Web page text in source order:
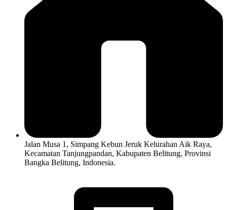
Jalan Musa 1, Simpang Kebun Jeruk Kelurahan Aik Raya,
Kecamatan Tanjungpandan, Kabupaten Belitung, Provinsi
Bangka Belitung, Indonesia.